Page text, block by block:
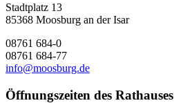
Stadtplatz 13
85368 Moosburg an der Isar
08761 684-0
08761 684-77
info@moosburg.de
Öffnungszeiten des Rathauses